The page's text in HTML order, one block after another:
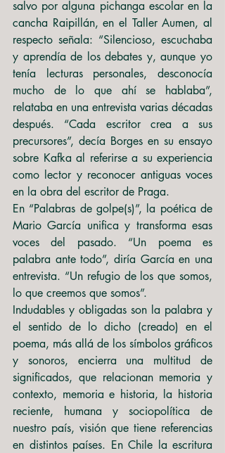
salvo por alguna pichanga escolar en la
cancha Raipillán, en el Taller Aumen, al
respecto señala: “Silencioso, escuchaba
y aprendía de los debates y, aunque yo
tenía lecturas personales, desconocía
mucho de lo que ahí se hablaba”,
relataba en una entrevista varias décadas
después. “Cada escritor crea a sus
precursores”, decía Borges en su ensayo
sobre Kafka al referirse a su experiencia
como lector y reconocer antiguas voces
en la obra del escritor de Praga.
En “Palabras de golpe(s)”, la poética de
Mario García unifica y transforma esas
voces del pasado. “Un poema es
palabra ante todo”, diría García en una
entrevista. “Un refugio de los que somos,
lo que creemos que somos”.
Indudables y obligadas son la palabra y
el sentido de lo dicho (creado) en el
poema, más allá de los símbolos gráficos
y sonoros, encierra una multitud de
significados, que relacionan memoria y
contexto, memoria e historia, la historia
reciente, humana y sociopolítica de
nuestro país, visión que tiene referencias
en distintos países. En Chile la escritura